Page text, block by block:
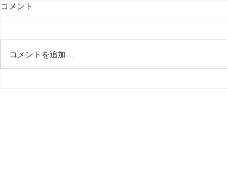
最後の日記です
コメント
コメントを追加…